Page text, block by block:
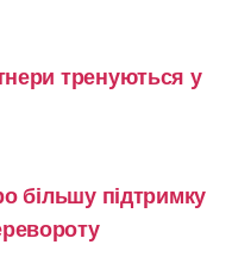
тренуються у
більшу підтримку